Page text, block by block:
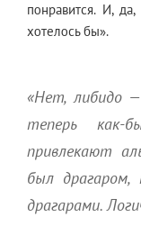
понравится. И,
хотелось бы».
«Нет, либидо —
теперь как-
привлекают
был
драгарами.